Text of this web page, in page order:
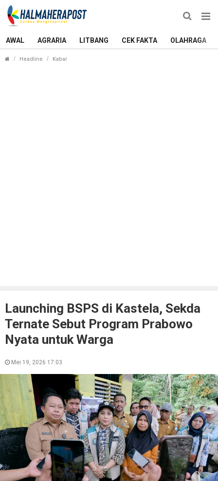
AWAL AGRARIA LITBANG CEK FAKTA OLAHRAGA
Headline Kabar
Launching BSPS di Kastela, Sekda
Ternate Sebut Program Prabowo
Nyata untuk Warga
Mei 19, 2026 17:03